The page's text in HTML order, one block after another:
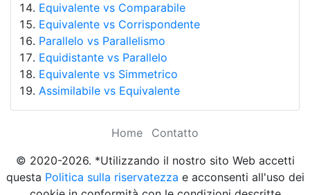
Equivalente vs Comparabile
Equivalente vs Corrispondente
Parallelo vs Parallelismo
Equidistante vs Parallelo
Equivalente vs Simmetrico
Assimilabile vs Equivalente
Home
Contatto
© 2020-2026. *Utilizzando il nostro sito Web accetti
questa Politica sulla riservatezza e acconsenti all'uso dei